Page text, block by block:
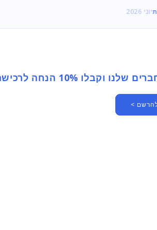
יוני 2026
10% הנחה לרכישה הראשונה
>